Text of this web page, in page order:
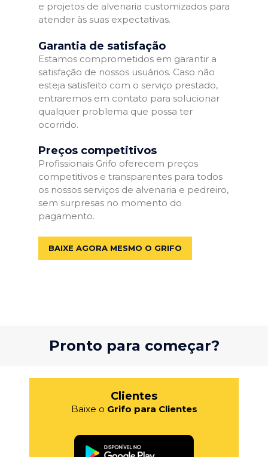
e projetos de alvenaria customizados para
atender às suas expectativas.
Garantia de satisfação
Estamos comprometidos em garantir a
satisfação de nossos usuários. Caso não
esteja satisfeito com o serviço prestado,
entraremos em contato para solucionar
qualquer problema que possa ter
ocorrido.
Preços competitivos
Profissionais Grifo oferecem preços
competitivos e transparentes para todos
os nossos serviços de alvenaria e pedreiro,
sem surpresas no momento do
pagamento.
BAIXE AGORA MESMO O GRIFO
Pronto para começar?
Clientes
Baixe o Grifo para Clientes